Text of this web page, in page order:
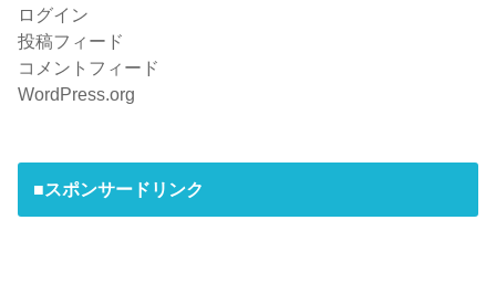
ログイン
投稿フィード
コメントフィード
WordPress.org
■スポンサードリンク